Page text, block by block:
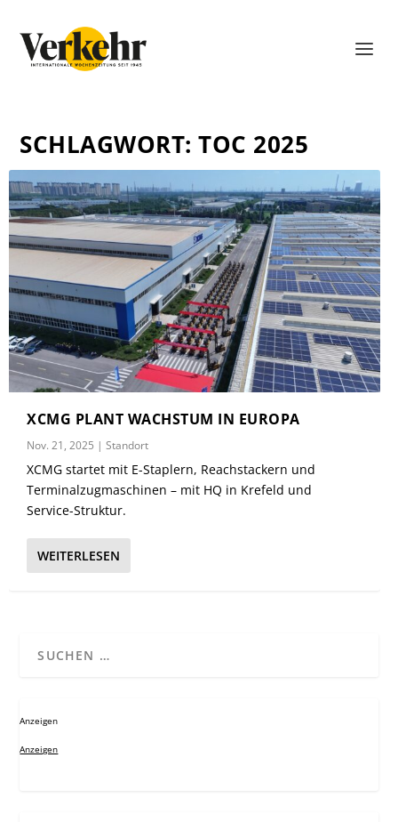
SCHLAGWORT:TOC 2025
XCMG PLANT WACHSTUM IN EUROPA
Nov. 21, 2025 |Standort
XCMG startet mit E-Staplern, Reachstackern und
Terminalzugmaschinen – mit HQ in Krefeld und
Service-Struktur.
WEITERLESEN
Anzeigen
Anzeigen